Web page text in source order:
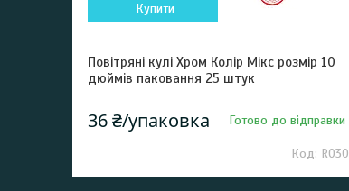
Купити
Повітряні кулі Хром Колір Мікс розмір 10
дюймів паковання 25 штук
36 ₴/упаковка Готово до відправки
R030